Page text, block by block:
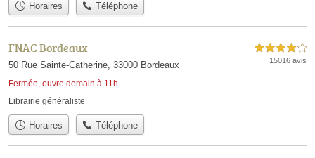
Horaires Téléphone
FNAC Bordeaux
50 Rue Sainte-Catherine, 33000 Bordeaux
Fermée, ouvre demain à 11h
4,0 étoiles sur 5
15016 avis
Librairie généraliste
Horaires Téléphone